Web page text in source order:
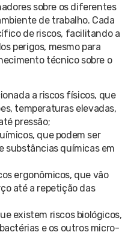
sobre os diferentes
de trabalho. Cada
de riscos, facilitando a
perigos, mesmo para
técnico sobre o
a riscos físicos, que
temperaturas elevadas,
pressão;
que podem ser
substâncias químicas em
ergonômicos, que vão
até a repetição das
existem riscos biológicos,
e os outros micro-